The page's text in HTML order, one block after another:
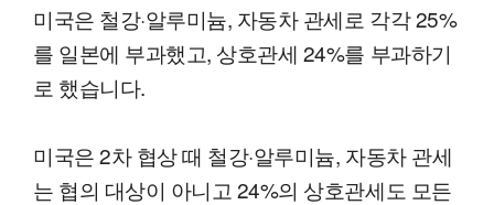
미국은 철강·알루미늄, 자동차 관세로 각각 25%
를 일본에 부과했고, 상호관세 24%를 부과하기
로 했습니다.
미국은 2차 협상 때 철강·알루미늄, 자동차 관세
는 협의 대상이 아니고 24%의 상호관세도 모든